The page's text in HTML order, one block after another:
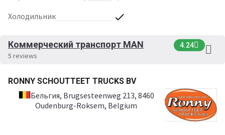
Холодильник
Коммерческий транспорт MAN 4.24
5 reviews
RONNY SCHOUTTEET TRUCKS BV
Бельгия, Brugsesteenweg 213, 8460
Oudenburg-Roksem, Belgium